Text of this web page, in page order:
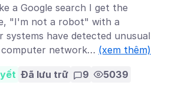
a Google search I get the
"I'm not a robot" with a
systems have detected unusual
network… (xem thêm)
Đã lưu trữ 9 5039